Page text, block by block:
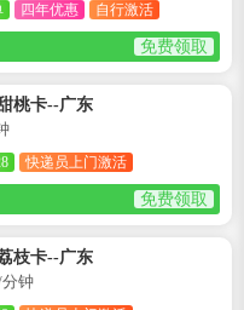
四年优惠 自行激活
免费领取
桃卡--广东
快递员上门激活
免费领取
枝卡--广东
分钟